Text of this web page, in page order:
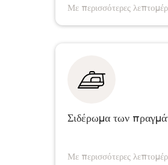
Με περισσότερες
Σιδέρωμα των
Με περισσότερες